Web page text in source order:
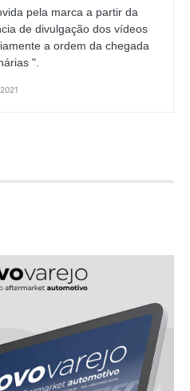
pela marca a partir da
de divulgação dos vídeos
a ordem da chegada
".